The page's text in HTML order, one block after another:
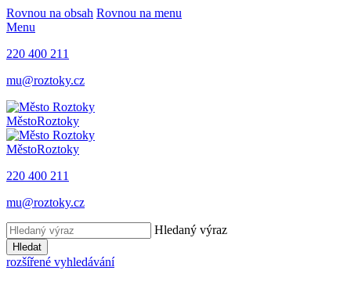
Rovnou na obsah Rovnou na menu
Menu
220 400 211
mu@roztoky.cz
MěstoRoztoky
MěstoRoztoky
220 400 211
mu@roztoky.cz
Hledaný výraz
Hledat
rozšířené vyhledávání